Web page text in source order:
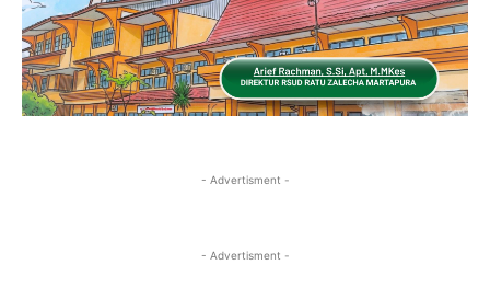
- Advertisment -
- Advertisment -